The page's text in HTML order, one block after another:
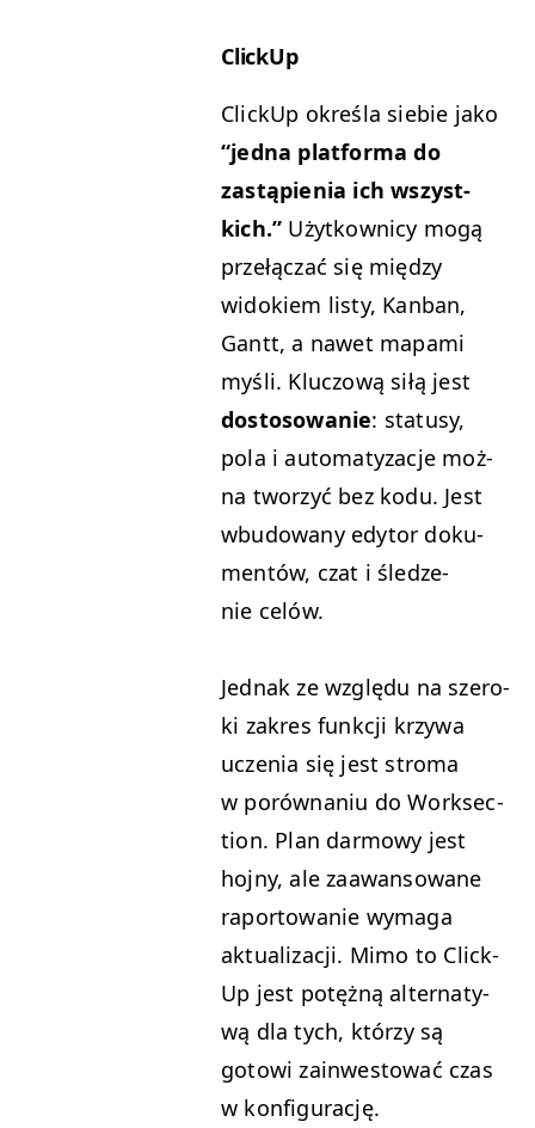
Click­Up
Click­Up określa siebie jako
“jed­na plat­for­ma do
zastąpi­enia ich wszys­t­
kich.” Użytkown­i­cy mogą
przełączać się między
widok­iem listy, Kan­ban,
Gantt, a nawet mapa­mi
myśli. Kluc­zową siłą jest
dos­tosowanie: sta­tusy,
pola i automatyza­c­je moż­
na tworzyć bez kodu. Jest
wbu­dowany edy­tor doku­
men­tów, czat i śledze­
nie celów.
Jed­nak ze wzglę­du na sze­ro­
ki zakres funkcji krzy­wa
uczenia się jest stro­ma
w porów­na­niu do Work­sec­
tion. Plan dar­mowy jest
hojny, ale zaawan­sowane
rapor­towanie wyma­ga
aktu­al­iza­cji. Mimo to Click­
Up jest potężną alter­naty­
wą dla tych, którzy są
gotowi zain­west­ować czas
w konfigurację.